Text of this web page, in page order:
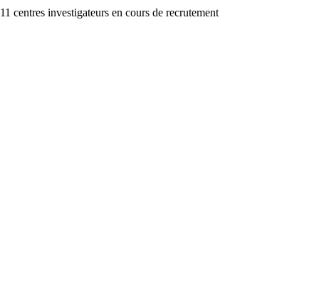
11 centres investigateurs en cours de recrutement